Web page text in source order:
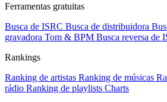
Ferramentas gratuitas
Busca de ISRC Busca de distribuidora
gravadora Tom & BPM Busca reversa de
Rankings
Ranking de artistas Ranking de músicas
rádio Ranking de playlists Charts